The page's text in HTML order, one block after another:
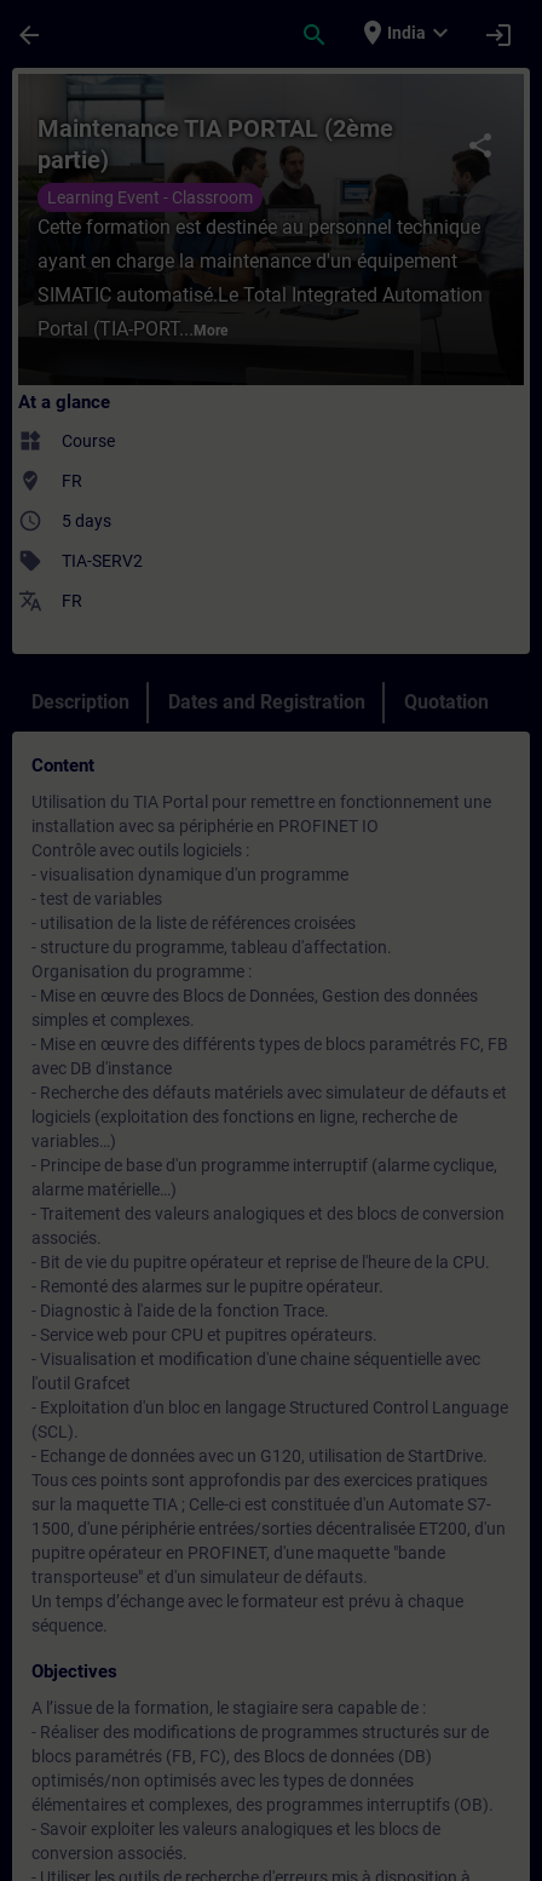
arrow_back search place India expand_more login
Course - Maintenance TIA PORTAL
share
Maintenance TIA PORTAL (2ème
partie)
Learning Event - Classroom
Cette formation est destinée au personnel technique
ayant en charge la maintenance d'un équipement
SIMATIC automatisé.Le Total Integrated Automation
Portal (TIA-PORT... More
At a glance
widgets Course
where_to_vote FR
access_time 5 days
sell TIA-SERV2
translate FR
Description Dates and Registration Quotation
Content
Utilisation du TIA Portal pour remettre en fonctionnement une
installation avec sa périphérie en PROFINET IO
Contrôle avec outils logiciels :
- visualisation dynamique d'un programme
- test de variables
- utilisation de la liste de références croisées
- structure du programme, tableau d'affectation.
Organisation du programme :
- Mise en œuvre des Blocs de Données, Gestion des données
simples et complexes.
- Mise en œuvre des différents types de blocs paramétrés FC, FB
avec DB d'instance
- Recherche des défauts matériels avec simulateur de défauts et
logiciels (exploitation des fonctions en ligne, recherche de
variables…)
- Principe de base d'un programme interruptif (alarme cyclique,
alarme matérielle…)
- Traitement des valeurs analogiques et des blocs de conversion
associés.
- Bit de vie du pupitre opérateur et reprise de l'heure de la CPU.
- Remonté des alarmes sur le pupitre opérateur.
- Diagnostic à l'aide de la fonction Trace.
- Service web pour CPU et pupitres opérateurs.
- Visualisation et modification d'une chaine séquentielle avec
l'outil Grafcet
- Exploitation d'un bloc en langage Structured Control Language
(SCL).
- Echange de données avec un G120, utilisation de StartDrive.
Tous ces points sont approfondis par des exercices pratiques
sur la maquette TIA ; Celle-ci est constituée d'un Automate S7-
1500, d'une périphérie entrées/sorties décentralisée ET200, d'un
pupitre opérateur en PROFINET, d'une maquette "bande
transporteuse" et d'un simulateur de défauts.
Un temps d’échange avec le formateur est prévu à chaque
séquence.
Objectives
A l’issue de la formation, le stagiaire sera capable de :
- Réaliser des modifications de programmes structurés sur de
blocs paramétrés (FB, FC), des Blocs de données (DB)
optimisés/non optimisés avec les types de données
élémentaires et complexes, des programmes interruptifs (OB).
- Savoir exploiter les valeurs analogiques et les blocs de
conversion associés.